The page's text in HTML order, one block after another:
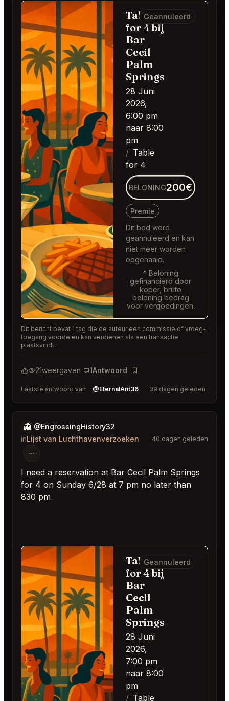
Table
for 4 bij
Bar
Cecil
Palm
Springs
28 Juni
2026,
6:00 pm
naar 8:00
pm
Table
for 4
Geannuleerd
BELONING200€
Premie
Dit bod werd
geannuleerd en kan
niet meer worden
opgehaald.
* Beloning
gefinancierd door
koper, bruto
beloning bedrag
voor vergoedingen.
Dit bericht bevat 1 tag die de auteur een commissie of vroeg-
toegang voordelen kan verdienen als een transactie
plaatsvindt.
21weergaven 1Antwoord
Bladwijzer
Laatste antwoord van @EternalAnt36 39 dagen geleden
👻 @EngrossingHistory32
inLijst van Luchthavenverzoeken 40 dagen geleden
I need a reservation at Bar Cecil Palm Springs
for 4 on Sunday 6/28 at 7 pm no later than
830 pm
Table
for 4 bij
Bar
Cecil
Palm
Springs
28 Juni
2026,
7:00 pm
naar 8:00
pm
Table
Geannuleerd